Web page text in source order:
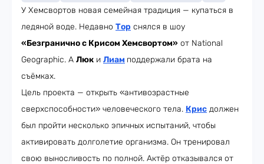
У Хемсвортов новая семейная традиция — купаться в
ледяной воде. Недавно Тор снялся в шоу
«Безгранично с Крисом Хемсвортом» от National
Geographic. А Люк и Лиам поддержали брата на
съёмках.
Цель проекта — открыть «антивозрастные
сверхспособности» человеческого тела. Крис должен
был пройти несколько эпичных испытаний, чтобы
активировать долголетие организма. Он тренировал
свою выносливость по полной. Актёр отказывался от